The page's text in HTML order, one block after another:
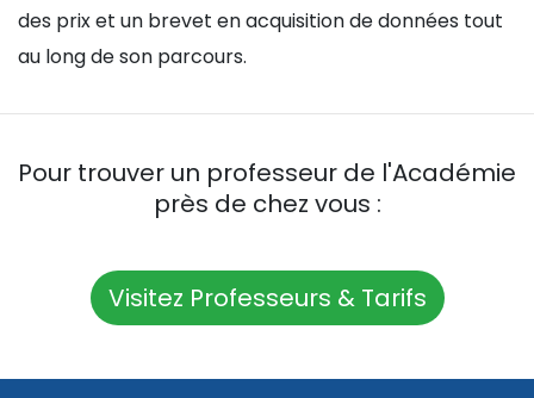
des prix et un brevet en acquisition de données tout
au long de son parcours.
Pour trouver un professeur de l'Académie
près de chez vous :
Visitez Professeurs & Tarifs